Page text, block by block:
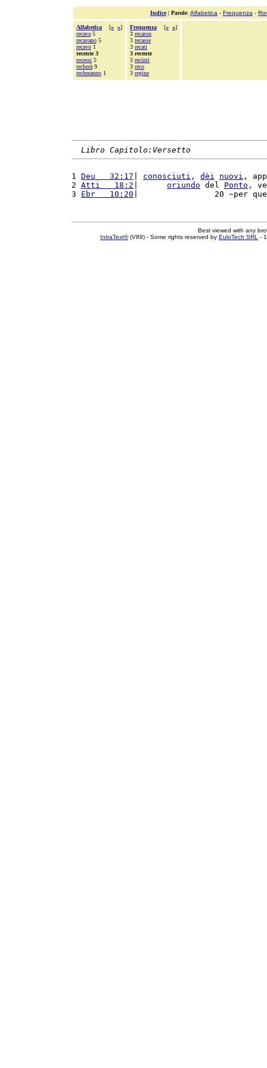
Indice| Parole: Alfabetica - Frequenza -
Alfabetica [« »]
recava 5
recavano 5
recavo 1
recente 3
recessi 5
recherà 9
recheranno 1
Frequenza [« »]
3 recaron
3 recasse
3 recati
3 recente
3 recinti
3 reco
3 regine
Libro Capitolo:Versetto
1 Deu   32:17 conosciuti , dèi nuovi ,
2 Atti   18:2 oriundo del Ponto ,
3 Ebr   10:20 |                20 ~per
Best viewed with any
IntraText®(V89) - Some rights reserved by EuloTech SRL -